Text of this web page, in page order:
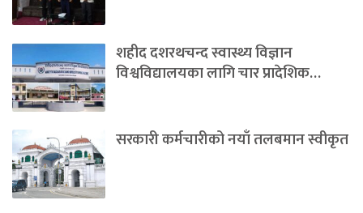
शहीद दशरथचन्द स्वास्थ्य विज्ञान
विश्वविद्यालयका लागि चार प्रादेशिक…
सरकारी कर्मचारीको नयाँ तलबमान स्वीकृत